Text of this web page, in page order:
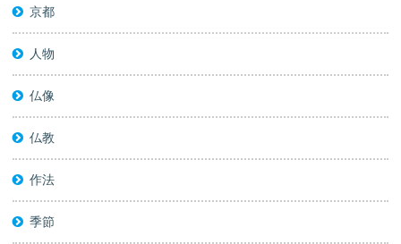
京都
人物
仏像
仏教
作法
季節